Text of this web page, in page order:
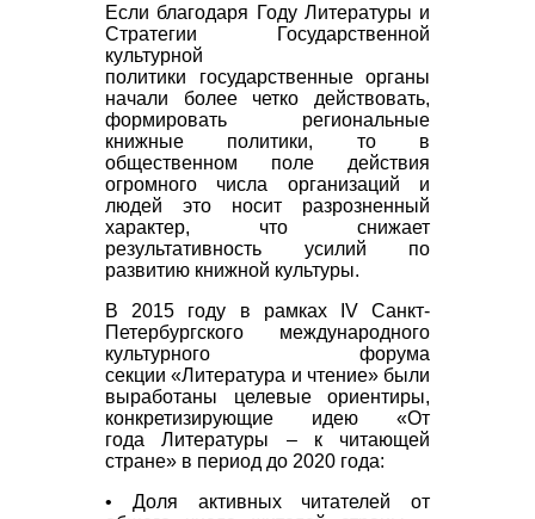
Если благодаря Году Литературы и
Стратегии Государственной
культурной
политики государственные органы
начали более четко действовать,
формировать региональные
книжные политики, то в
общественном поле действия
огромного числа организаций и
людей это носит разрозненный
характер, что снижает
результативность усилий по
развитию книжной культуры.
В 2015 году в рамках IV Санкт-
Петербургского международного
культурного форума
секции«Литература и чтение» были
выработаны целевые ориентиры,
конкретизирующие идею «От
года Литературы – к читающей
стране» в период до 2020 года:
• Доля активных читателей от